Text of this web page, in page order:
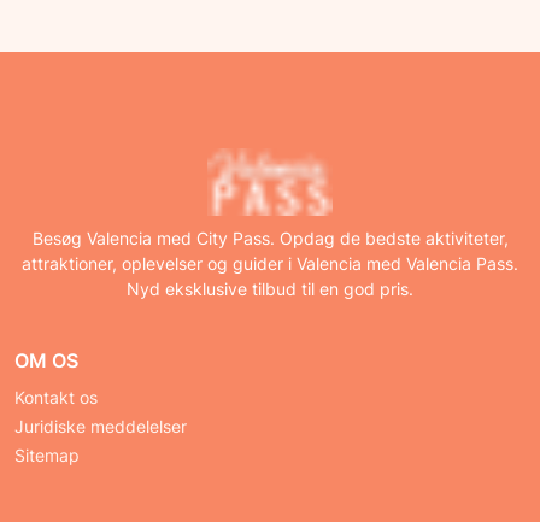
Besøg Valencia med City Pass. Opdag de bedste aktiviteter,
attraktioner, oplevelser og guider i Valencia med Valencia Pass.
Nyd eksklusive tilbud til en god pris.
OM OS
Kontakt os
Juridiske meddelelser
Sitemap